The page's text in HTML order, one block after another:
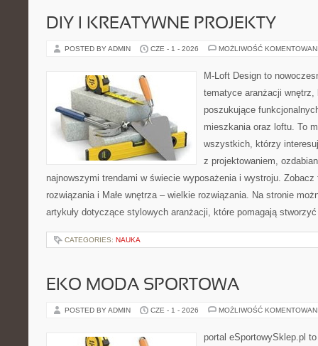
DIY I KREATYWNE PROJEKTY
POSTED BY ADMIN CZE - 1 - 2026 MOŻLIWOŚĆ
M-Loft Design to
tematyce aranżacji
poszukujące
mieszkania oraz loftu. To
wszystkich, którzy
z projektowaniem,
najnowszymi trendami w świecie wyposażenia i wystroju. Zobacz
rozwiązania i Małe wnętrza – wielkie rozwiązania. Na stronie
artykuły dotyczące stylowych aranżacji, które pomagają
CATEGORIES: NAUKA
EKO MODA SPORTOWA
POSTED BY ADMIN CZE - 1 - 2026 MOŻLIWOŚĆ
portal eSportowySklep.pl